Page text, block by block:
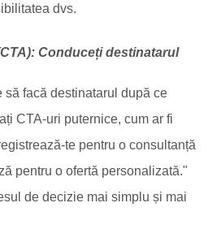
dvs.
Conduceți destinatarul
să facă destinatarul după ce
CTA-uri puternice, cum ar fi
te pentru o consultanță
pentru o ofertă personalizată."
de decizie mai simplu și mai